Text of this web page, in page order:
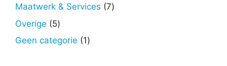
Maatwerk & Services 77
Overige 55
producten
Geen categorie 11